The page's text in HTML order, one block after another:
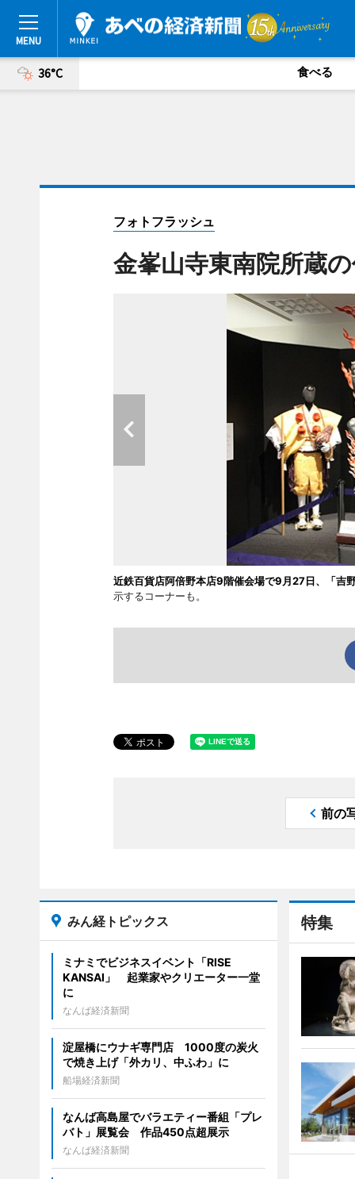
36°C 食べる
フォトフラッシュ
金峯山寺東南院所蔵
近鉄百貨店阿倍野本店9階催会場で9月27日、「吉
示するコーナーも。
前の
特集
みん経トピックス
ミナミでビジネスイベント「RISE
KANSAI」 起業家やクリエーター一堂
に
なんば経済新聞
淀屋橋にウナギ専門店 1000度の炭火
で焼き上げ「外カリ、中ふわ」に
船場経済新聞
なんば高島屋でバラエティー番組「プレ
バト」展覧会 作品450点超展示
なんば経済新聞